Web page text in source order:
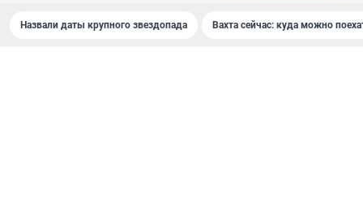
Назвали даты крупного звездопада Вахта сейчас: куда можно